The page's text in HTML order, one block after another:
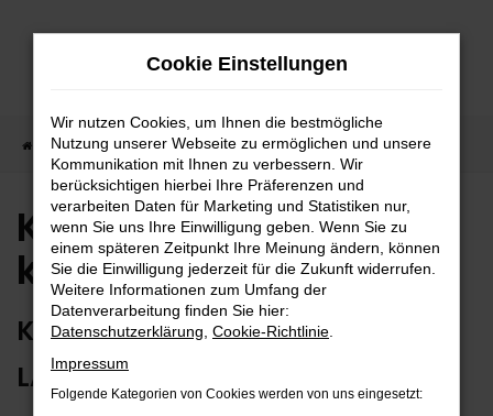
Zum
Startseite Kia Kia Gebrauchtwagen kaufen
Kia Gebrauchtwagen
kaufen
KIA GEBRAUCHTWAGEN – WIR
LASSEN DIE PREISE PURZELN
Cookie Einstellungen
Wir nutzen Cookies, um Ihnen die bestmögliche
Nutzung unserer Webseite zu ermöglichen und unsere
Kommunikation mit Ihnen zu verbessern. Wir
berücksichtigen hierbei Ihre Präferenzen und
verarbeiten Daten für Marketing und Statistiken nur,
wenn Sie uns Ihre Einwilligung geben. Wenn Sie zu
einem späteren Zeitpunkt Ihre Meinung ändern, können
Sie die Einwilligung jederzeit für die Zukunft widerrufen.
Weitere Informationen zum Umfang der
Datenverarbeitung finden Sie hier:
Datenschutzerklärung Cookie-Richtlinie
Impressum
Folgende Kategorien von Cookies werden von uns eingesetzt: